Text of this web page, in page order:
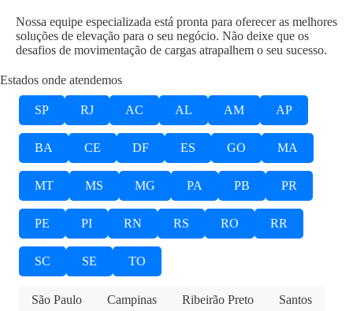
Nossa equipe especializada está pronta para oferecer as melhores
soluções de elevação para o seu negócio. Não deixe que os
desafios de movimentação de cargas atrapalhem o seu sucesso.
Estados onde atendemos
SP RJ AC AL AM AP
BA CE DF ES GO MA
MT MS MG PA PB PR
PE PI RN RS RO RR
SC SE TO
São Paulo Campinas Ribeirão Preto
Santos